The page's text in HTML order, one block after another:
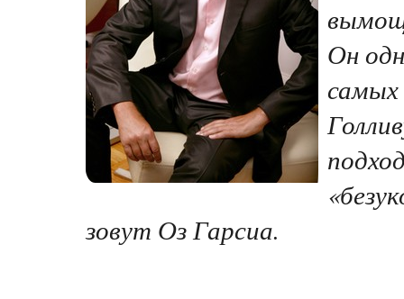
Он
самых
зовут Оз Гарсиа.